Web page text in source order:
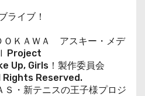
ライブ！
ＯＫＡＷＡ アスキー・メデ
Project
Up, Girls！製作委員会
Rights Reserved.
・新テニスの王子様プロジ